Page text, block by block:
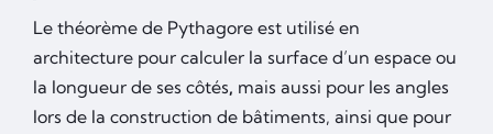
Le théorème de Pythagore est utilisé en
architecture pour calculer la surface d’un espace ou
la longueur de ses côtés, mais aussi pour les angles
lors de la construction de bâtiments, ainsi que pour